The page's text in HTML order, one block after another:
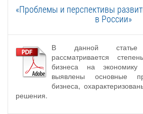
«Проблемы и перспективы
в России»
В данной статье
рассматривается
бизнеса на
выявлены основные
бизнеса,
решения.